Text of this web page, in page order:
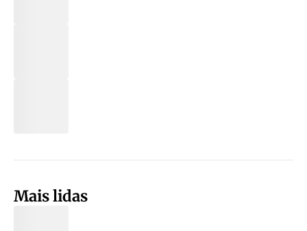
Mais lidas